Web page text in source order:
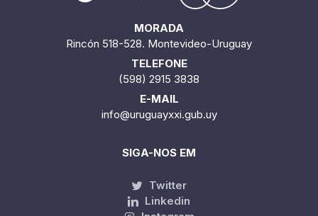
MORADA
Rincón 518-528. Montevideo-Uruguay
TELEFONE
(598) 2915 3838
E-MAIL
info@uruguayxxi.gub.uy
SIGA-NOS EM
Twitter
Linkedin